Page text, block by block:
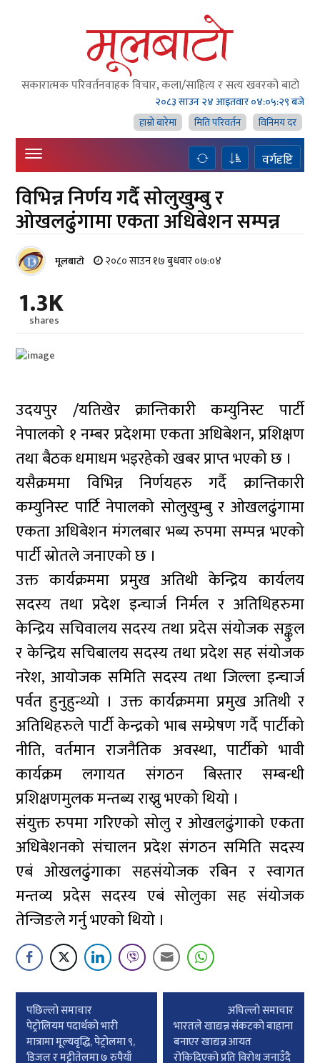
सकारात्मक परिवर्तनवाहक विचार, कला/साहित्य र सत्य खवरको बाटाे
२०८३ साउन २४ आइतवार०४:०५:३० बजे
हाम्राे बारेमा
मिति परिवर्तन विनिमय दर
वर्गदृष्टि
विभिन्न निर्णय गर्दै सोलुखुम्बु र
ओखलढुंगामा एकता अधिबेशन सम्पन्न
मूलबाटाे २०८० साउन १७ बुधवार ०७:०४
1.3K
shares
उदयपुर /यतिखेर क्रान्तिकारी कम्युनिस्ट पार्टी
नेपालको १ नम्बर प्रदेशमा एकता अधिबेशन, प्रशिक्षण
तथा बैठक धमाधम भइरहेको खबर प्राप्त भएको छ ।
यसैक्रममा विभिन्न निर्णयहरु गर्दै क्रान्तिकारी
कम्युनिस्ट पार्टि नेपालको सोलुखुम्बु र ओखलढुंगामा
एकता अधिबेशन मंगलबार भब्य रुपमा सम्पन्न भएको
पार्टी स्रोतले जनाएको छ ।
उक्त कार्यक्रममा प्रमुख अतिथी केन्द्रिय कार्यलय
सदस्य तथा प्रदेश इन्चार्ज निर्मल र अतिथिहरुमा
केन्द्रिय सचिवालय सदस्य तथा प्रदेस संयोजक सङ्कुल
र केन्द्रिय सचिबालय सदस्य तथा प्रदेश सह संयोजक
नरेश, आयाेजक समिति सदस्य तथा जिल्ला इन्चार्ज
पर्वत हुनुहुन्थ्यो । उक्त कार्यक्रममा प्रमुख अतिथी र
अतिथिहरुले पार्टी केन्द्रको भाब सम्प्रेषण गर्दै पार्टीको
नीति, वर्तमान राजनैतिक अवस्था, पार्टीको भावी
कार्यक्रम लगायत संगठन बिस्तार सम्बन्धी
प्रशिक्षणमुलक मन्तब्य राख्नु भएको थियो ।
संयुक्त रुपमा गरिएको सोलु र ओखलढुंगाको एकता
अधिबेशनको संचालन प्रदेश संगठन समिति सदस्य
एबं ओखलढुंगाका सहसंयोजक रबिन र स्वागत
मन्तव्य प्रदेस सदस्य एबं सोलुका सह संयोजक
तेन्जिङले गर्नु भएको थियो ।
Post
navigation
पछिल्लाे समाचार
पेट्रोलियम पदार्थको भारी
मात्रामा मूल्यवृद्धि, पेट्रोलमा ९,
डिजल र मट्टीतेलमा ७ रुपैयाँ
अघिल्लाे समाचार
भारतले खाद्यन्न संकटको बाहाना
बनाएर खाद्यन्न आयत
रोकिदिएको प्रति विरोध जनाउँदै